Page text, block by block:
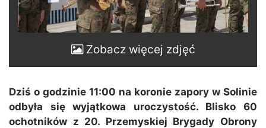
Zobacz więcej zdjęć
Dziś o godzinie 11:00 na koronie zapory w Solinie
odbyła się wyjątkowa uroczystość. Blisko 60
ochotników z 20. Przemyskiej Brygady Obrony